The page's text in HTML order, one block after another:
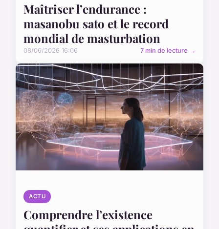
Maîtriser l’endurance :
masanobu sato et le record
mondial de masturbation
08/06/2026 16:06 7 min de lecture →
ACTU
Comprendre l’existence